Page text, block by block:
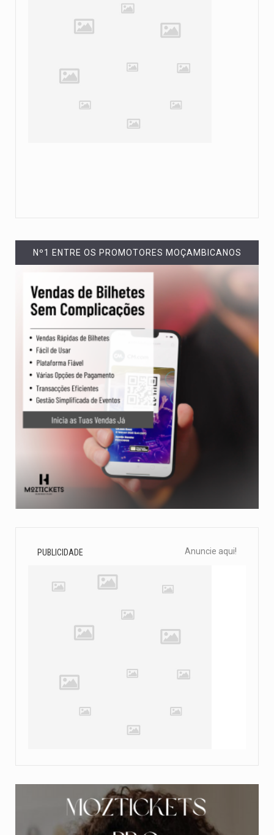
Nº1 ENTRE OS PROMOTORES MOÇAMBICANOS
PUBLICIDADE Anuncie aqui!